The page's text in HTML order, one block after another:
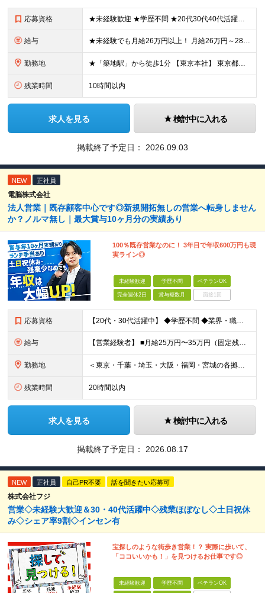
応募資格 ★未経験歓迎 ★学歴不問 ★20代30代40代活躍中 【必須要件】 ■基本的なPC操作ができる方 「安定企業で長く安心して働きたい」 「将来に役立つ事務スキルを身につけたい」 そんな想いを持った方
給与 ★未経験でも月給26万円以上！ 月給26万円～28万円＋賞与年2回＋各種手当あり ※年齢・能力を考慮の上、決定いたします。 ※残業代は全額別途支給します ※試用期間3ヶ月あり。期間中の給与・待遇の差
勤務地 ★「築地駅」から徒歩1分 【東京本社】 東京都中央区築地3-9-9 築地三丁目ビル8F (変更の範囲)上記を除く当社関連勤務地
残業時間 10時間以内
求人を見る 検討中に入れる
掲載終了予定日： 2026.09.03
NEW 正社員
電脳株式会社
法人営業｜既存顧客中心です◎新規開拓無しの営業へ転身しません
か？ノルマ無し｜最大賞与10ヶ月分の実績あり
100％既存営業なのに！ 3年目で年収600万円も現
実ライン◎
未経験歓迎 学歴不問 ベテランOK
完全週休2日 賞与複数月 面接1回
応募資格 【20代・30代活躍中】 ◆学歴不問 ◆業界・職種未経験OK ＼こんな方にぴったりです／ □ 飛び込みやテレアポなどの新規開拓に疲れてしまった □100％既存営業で、お客さまとじっくり信頼関係を築き
給与 【営業経験者】 ■⽉給25万円〜35万円（固定残業代含む）＋等級⼿当＋インセンティブ＋賞与年2回（昨年度実績最⼤10カ⽉分） ※固定残業代は残業の有無に関わらず、⽉20時間分：3万4000円〜4万75
勤務地 ＜東京・千葉・埼⽟・⼤阪・福岡・宮城の各拠点＞ ※勤務地は希望を考慮して決定します ※直⾏直帰OK ※転勤は基本的にありませんが、希望次第で別拠点への異動も可 ※全拠点オフィス内禁煙 ■東京本社
残業時間 20時間以内
求人を見る 検討中に入れる
掲載終了予定日： 2026.08.17
NEW 正社員 自己PR不要 話を聞きたい応募可
株式会社フジ
営業◇未経験大歓迎＆30・40代活躍中◇残業ほぼなし◇土日祝休
み◇シェア率9割◇インセン有
宝探しのような街歩き営業！？ 実際に歩いて、
「ココいいかも！」を見つけるお仕事です◎
未経験歓迎 学歴不問 ベテランOK